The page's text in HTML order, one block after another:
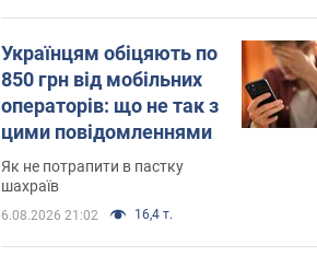
Українцям обіцяють по
850 грн від мобільних
операторів: що не так з
цими повідомленнями
Як не потрапити в пастку
шахраїв
6.08.2026 21:02 16,4 т.